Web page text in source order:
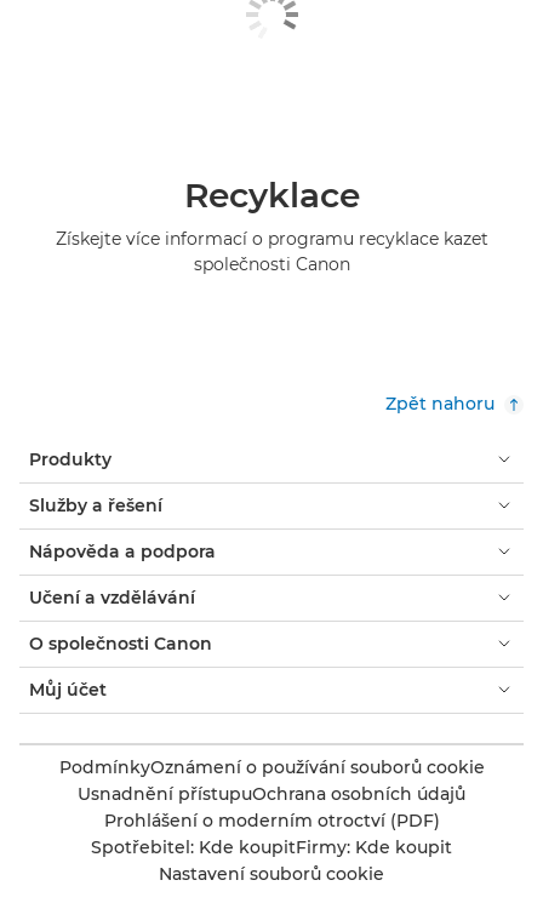
Recyklace
Získejte více informací o programu recyklace kazet
společnosti Canon
Zpět nahoru
Produkty
Služby a řešení
Nápověda a podpora
Učení a vzdělávání
O společnosti Canon
Můj účet
PodmínkyOznámení o používání souborů cookie
Usnadnění přístupuOchrana osobních údajů
Prohlášení o moderním otroctví (PDF)
Spotřebitel: Kde koupitFirmy: Kde koupit
Nastavení souborů cookie